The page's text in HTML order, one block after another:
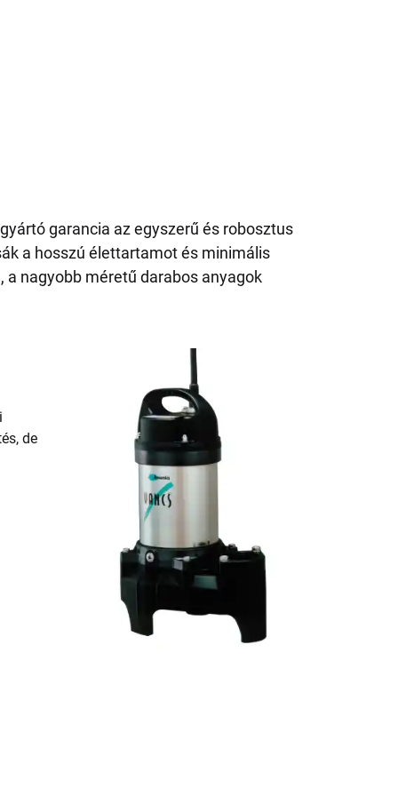
garancia az egyszerű és robosztus
a hosszú élettartamot és minimális
nagyobb méretű darabos anyagok
de